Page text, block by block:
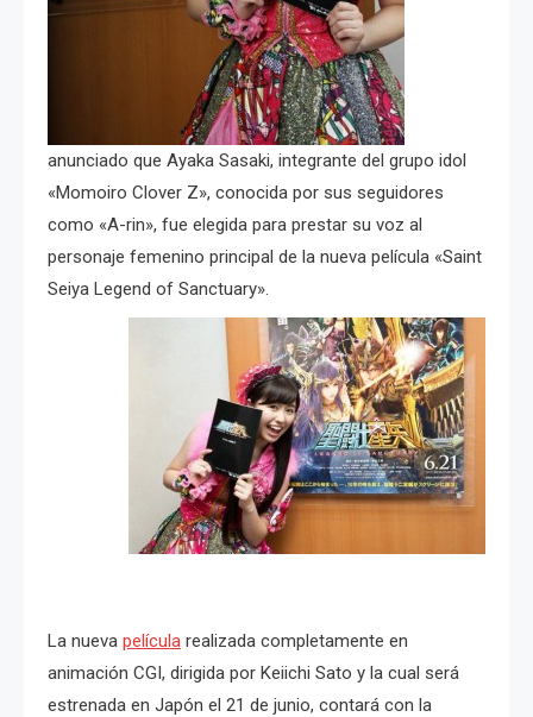
anunciado que Ayaka Sasaki, integrante del grupo idol
«Momoiro Clover Z», conocida por sus seguidores
como «A-rin», fue elegida para prestar su voz al
personaje femenino principal de la nueva película «Saint
Seiya Legend of Sanctuary».
La nueva película realizada completamente en
animación CGI, dirigida por Keiichi Sato y la cual será
estrenada en Japón el 21 de junio, contará con la